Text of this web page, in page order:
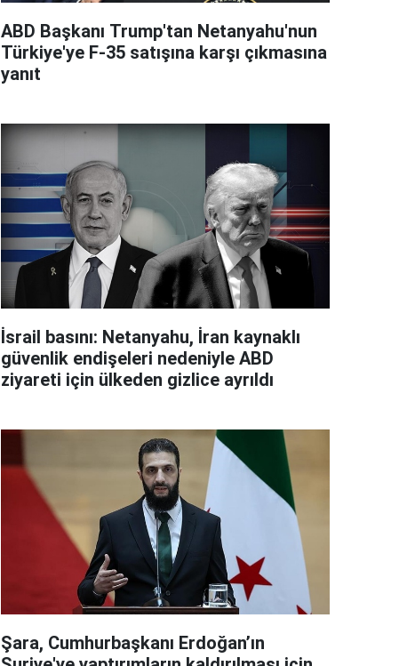
ABD Başkanı Trump'tan Netanyahu'nun
Türkiye'ye F-35 satışına karşı çıkmasına
yanıt
İsrail basını: Netanyahu, İran kaynaklı
güvenlik endişeleri nedeniyle ABD
ziyareti için ülkeden gizlice ayrıldı
Şara, Cumhurbaşkanı Erdoğan’ın